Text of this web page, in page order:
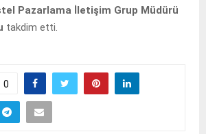
Pazarlama İletişim Grup Müdürü
takdim etti.
0